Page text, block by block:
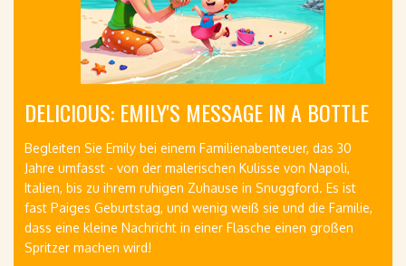
DELICIOUS: EMILY'S MESSAGE IN A BOTTLE
Begleiten Sie Emily bei einem Familienabenteuer, das 30
Jahre umfasst - von der malerischen Kulisse von Napoli,
Italien, bis zu ihrem ruhigen Zuhause in Snuggford. Es ist
fast Paiges Geburtstag, und wenig weiß sie und die Familie,
dass eine kleine Nachricht in einer Flasche einen großen
Spritzer machen wird!